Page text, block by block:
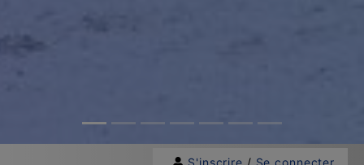
S'inscrire / Se connecter